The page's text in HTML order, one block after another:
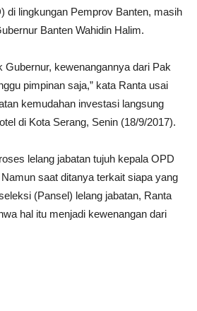
di lingkungan Pemprov Banten, masih
Banten Wahidin Halim.
Gubernur, kewenangannya dari Pak
pimpinan saja,” kata Ranta usai
kemudahan investasi langsung
di Kota Serang, Senin (18/9/2017).
lelang jabatan tujuh kepala OPD
saat ditanya terkait siapa yang
(Pansel) lelang jabatan, Ranta
hal itu menjadi kewenangan dari